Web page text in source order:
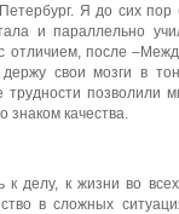
Я до сих
и параллельно
отличием, после
свои мозги в
позволили
знаком качества.
к делу, к жизни во
в сложных